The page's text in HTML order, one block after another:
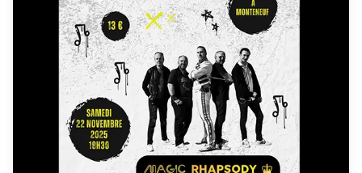
Grille des Programmes
C'était quoi ce morceau?
L'Association
L'équipe et les bénévoles
Nous rejoindre : Participer
Les Ateliers Radio
Les créations des Ateliers
Nos prestations